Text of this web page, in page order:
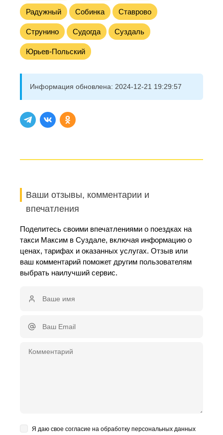
Радужный Собинка Ставрово
Струнино Судогда Суздаль
Юрьев-Польский
Информация обновлена: 2024-12-21 19:29:57
Ваши отзывы, комментарии и
впечатления
Поделитесь своими впечатлениями о поездках на
такси Максим в Суздале, включая информацию о
ценах, тарифах и оказанных услугах. Отзыв или
ваш комментарий поможет другим пользователям
выбрать наилучший сервис.
Я даю свое согласие на обработку персональных данных